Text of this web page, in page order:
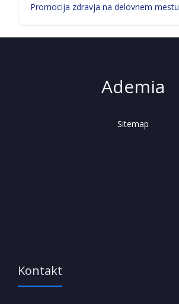
Promocija zdravja na delovnem mestu
Ademia
Sitemap
Kontakt